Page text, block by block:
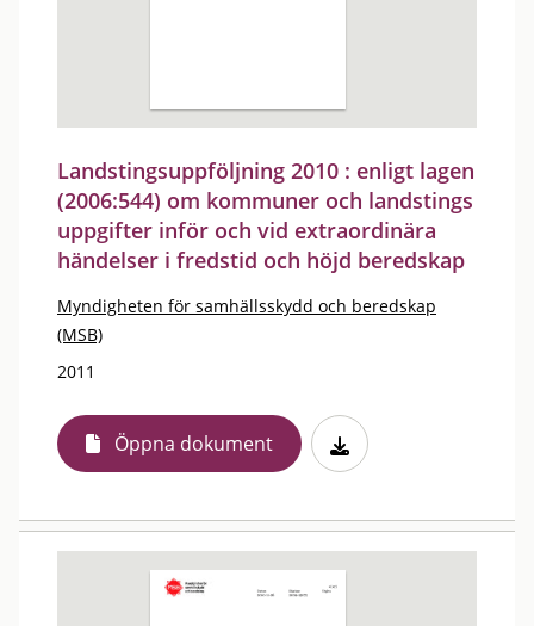
Landstingsuppföljning 2010 : enligt lagen
(2006:544) om kommuner och landstings
uppgifter inför och vid extraordinära
händelser i fredstid och höjd beredskap
Myndigheten för samhällsskydd och beredskap
(MSB)
2011
Öppna dokument